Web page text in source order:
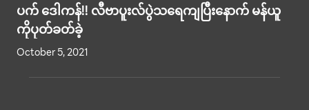
ပက် ဒေါကန်!! လီဗာပူးလ်ပွဲသရေကျပြီးနောက် မန်ယူ
ကိုပုတ်ခတ်ခဲ့
October 5, 2021